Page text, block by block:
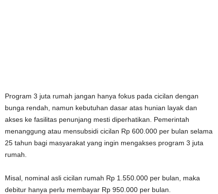
Program 3 juta rumah jangan hanya fokus pada cicilan dengan
bunga rendah, namun kebutuhan dasar atas hunian layak dan
akses ke fasilitas penunjang mesti diperhatikan. Pemerintah
menanggung atau mensubsidi cicilan Rp 600.000 per bulan selama
25 tahun bagi masyarakat yang ingin mengakses program 3 juta
rumah.
Misal, nominal asli cicilan rumah Rp 1.550.000 per bulan, maka
debitur hanya perlu membayar Rp 950.000 per bulan.